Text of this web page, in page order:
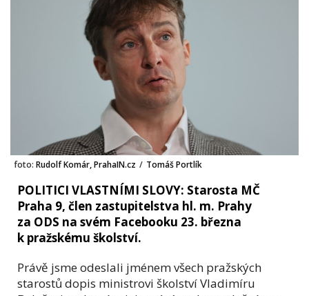
foto: Rudolf Komár, PrahaIN.cz / Tomáš Portlík
POLITICI VLASTNÍMI SLOVY: Starosta MČ
Praha 9, člen zastupitelstva hl. m. Prahy
za ODS na svém Facebooku 23. března
k pražskému školství.
Právě jsme odeslali jménem všech pražských
starostů dopis ministrovi školství Vladimíru